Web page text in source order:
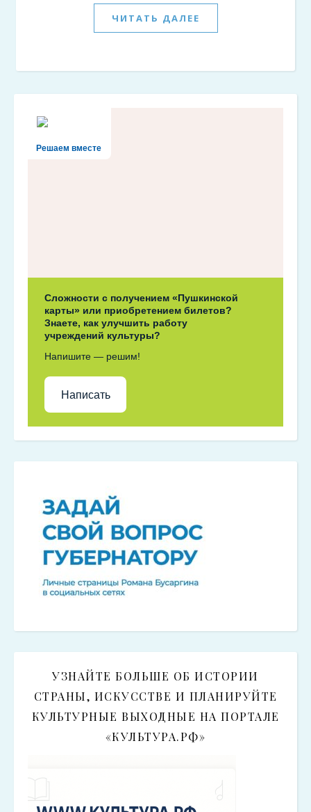
ЧИТАТЬ ДАЛЕЕ
Решаем вместе
Сложности с получением «Пушкинской
карты» или приобретением билетов?
Знаете, как улучшить работу
учреждений культуры?
Напишите — решим!
Написать
УЗНАЙТЕ БОЛЬШЕ ОБ ИСТОРИИ
СТРАНЫ, ИСКУССТВЕ И ПЛАНИРУЙТЕ
КУЛЬТУРНЫЕ ВЫХОДНЫЕ НА ПОРТАЛЕ
«КУЛЬТУРА.РФ»